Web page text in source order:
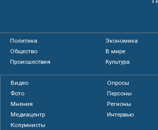
Политика
Экономика
Общество
В мире
Происшествия
Культура
Видео
Опросы
Фото
Персоны
Мнения
Регионы
Медиацентр
Интервью
Колумнисты